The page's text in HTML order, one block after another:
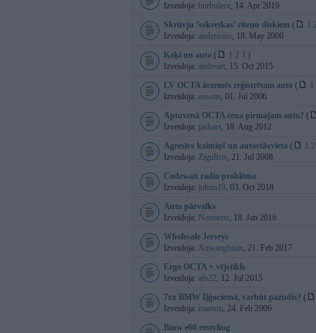
Izveidoja: burbuleee, 14. Apr 2019
Skrūvju ’sekretkas’ riteņu diskiem ( 1
Izveidoja: andersons, 18. May 2006
Kaķi un auto ( 1 2 3 )
Izveidoja: andreart, 15. Oct 2015
LV OCTA ārzemēs reģistrētam auto (
1
Izveidoja: ansens, 01. Jul 2006
Aptuvenā OCTA cena pirmajam auto? (
Izveidoja: jashars, 18. Aug 2012
Agresīvs kaimiņš un autostāvvieta ( 1 2
Izveidoja: Zigulists, 21. Jul 2008
Codewait radio problēma
Izveidoja: johnn19, 03. Oct 2018
Auto pārvalks
Izveidoja: Normens, 18. Jan 2016
Wholesale Jerseys
Izveidoja: Xuwanghuan, 21. Feb 2017
Ergo OCTA + vējstikls
Izveidoja: atb22, 12. Jul 2015
7xx BMW Iļģuciemā, varbūt pazudis? (
Izveidoja: marism, 24. Feb 2006
Bmw e60 restyling